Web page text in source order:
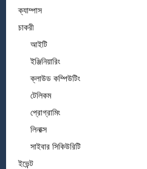
ক্যাম্পাস
চাকরী
আইটি
ইঞ্জিনিয়ারিং
ক্লাউড কম্পিউটিং
টেলিকম
প্রোগ্রামিং
লিনাক্স
সাইবার সিকিউরিটি
ইভেন্ট